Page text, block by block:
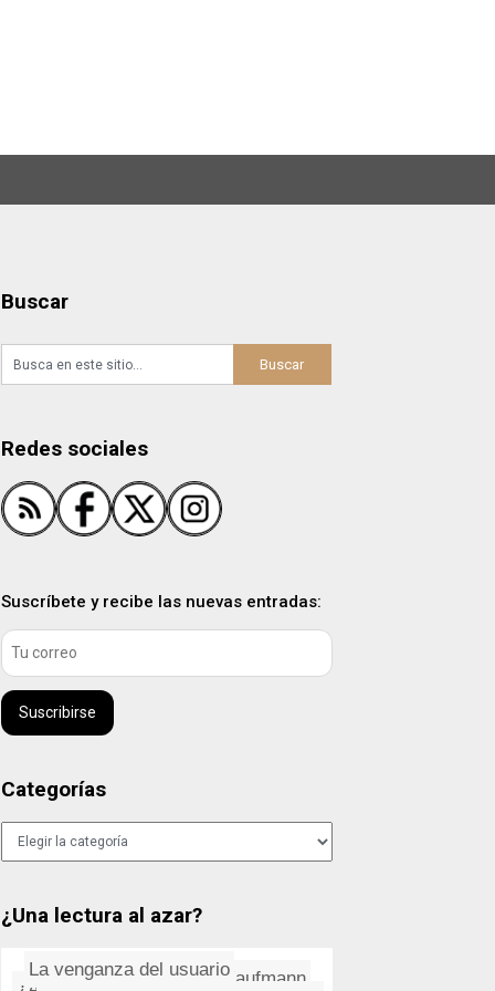
Buscar
Redes sociales
Suscríbete y recibe las nuevas entradas:
Suscribirse
Categorías
Categorías
¿Una lectura al azar?
Ganas de terminar (cuanto ante...
El cementerio de las páginas ...
La venganza del usuario